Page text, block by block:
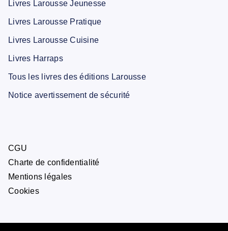
Livres Larousse Jeunesse
Livres Larousse Pratique
Livres Larousse Cuisine
Livres Harraps
Tous les livres des éditions Larousse
Notice avertissement de sécurité
CGU
Charte de confidentialité
Mentions légales
Cookies